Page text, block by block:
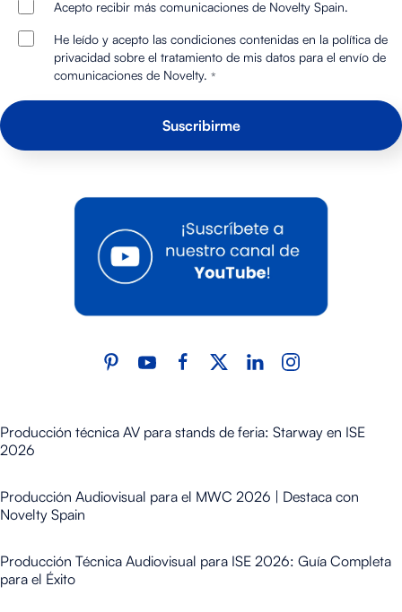
Acepto recibir más comunicaciones de Novelty Spain.
He leído y acepto las condiciones contenidas en la política de
privacidad sobre el tratamiento de mis datos para el envío de
comunicaciones de Novelty. *
Producción técnica AV para stands de feria: Starway en ISE
2026
Producción Audiovisual para el MWC 2026 | Destaca con
Novelty Spain
Producción Técnica Audiovisual para ISE 2026: Guía Completa
para el Éxito